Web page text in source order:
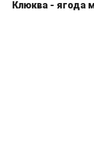
Клюква - ягода